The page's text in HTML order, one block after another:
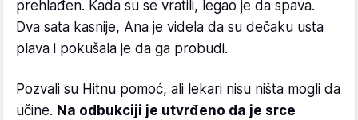
prehlađen. Kada su se vratili, legao je da spava.
Dva sata kasnije, Ana je videla da su dečaku usta
plava i pokušala je da ga probudi.
Pozvali su Hitnu pomoć, ali lekari nisu ništa mogli da
učine. Na odbukciji je utvrđeno da je srce